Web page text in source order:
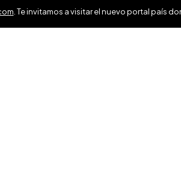
. Te invitamos a visitar el nuevo portal país